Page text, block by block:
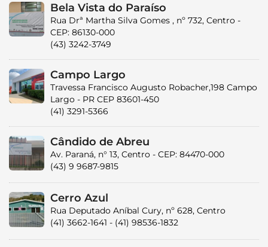
Bela Vista do Paraíso
Rua Drª Martha Silva Gomes , nº 732, Centro -
CEP: 86130-000
(43) 3242-3749
Campo Largo
Travessa Francisco Augusto Robacher,198 Campo
Largo - PR CEP 83601-450
(41) 3291-5366
Cândido de Abreu
Av. Paraná, n° 13, Centro - CEP: 84470-000
(43) 9 9687-9815
Cerro Azul
Rua Deputado Aníbal Cury, nº 628, Centro
(41) 3662-1641 - (41) 98536-1832